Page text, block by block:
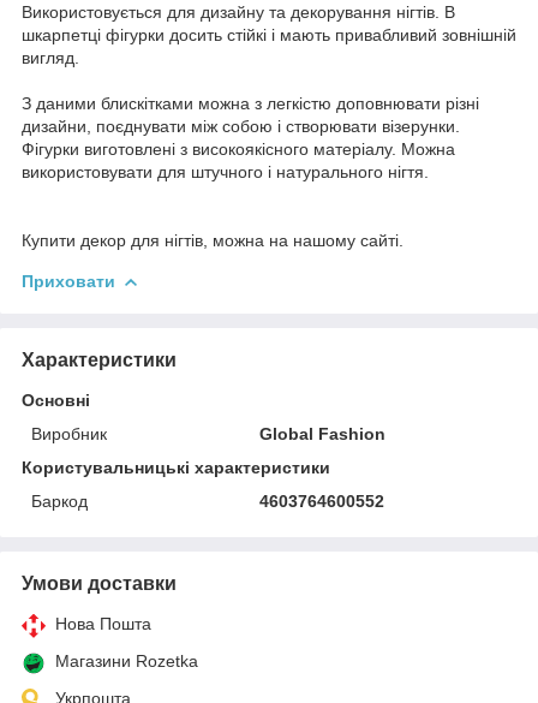
Використовується для дизайну та декорування нігтів. В
шкарпетці фігурки досить стійкі і мають привабливий зовнішній
вигляд.
З даними блискітками можна з легкістю доповнювати різні
дизайни, поєднувати між собою і створювати візерунки.
Фігурки виготовлені з високоякісного матеріалу. Можна
використовувати для штучного і натурального нігтя.
Купити декор для нігтів, можна на нашому сайті.
Приховати
Характеристики
Основні
Виробник
Global Fashion
Користувальницькі характеристики
Баркод
4603764600552
Умови доставки
Нова Пошта
Магазини Rozetka
Укрпошта